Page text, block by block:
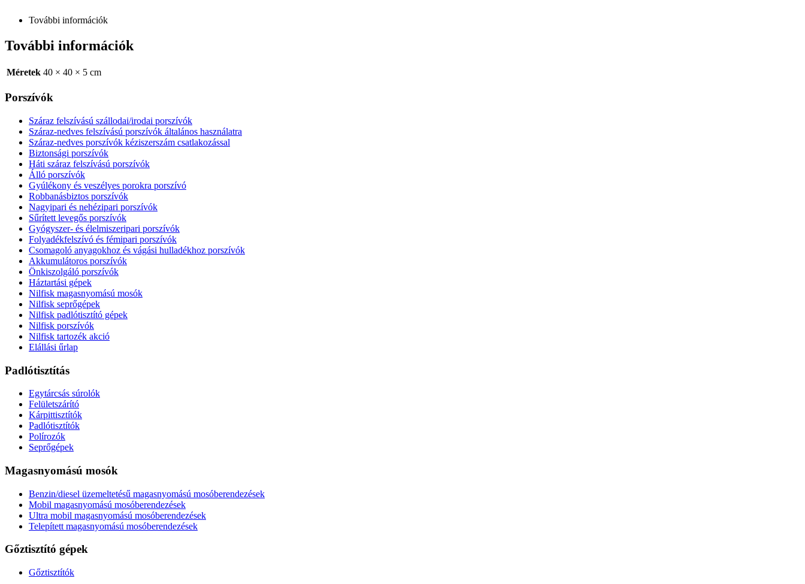
További információk
További információk
Méretek 40 × 40 × 5 cm
Porszívók
Száraz felszívású szállodai/irodai porszívók
Száraz-nedves felszívású porszívók általános használatra
Száraz-nedves porszívók kéziszerszám csatlakozással
Biztonsági porszívók
Háti száraz felszívású porszívók
Álló porszívók
Gyúlékony és veszélyes porokra porszívó
Robbanásbiztos porszívók
Nagyipari és nehézipari porszívók
Sűrített levegős porszívók
Gyógyszer- és élelmiszeripari porszívók
Folyadékfelszívó és fémipari porszívók
Csomagoló anyagokhoz és vágási hulladékhoz porszívók
Akkumulátoros porszívók
Önkiszolgáló porszívók
Háztartási gépek
Nilfisk magasnyomású mosók
Nilfisk seprőgépek
Nilfisk padlótisztító gépek
Nilfisk porszívók
Nilfisk tartozék akció
Elállási űrlap
Padlótisztítás
Egytárcsás súrolók
Felületszárító
Kárpittisztítók
Padlótisztítók
Polírozók
Seprőgépek
Magasnyomású mosók
Benzin/diesel üzemeltetésű magasnyomású mosóberendezések
Mobil magasnyomású mosóberendezések
Ultra mobil magasnyomású mosóberendezések
Telepített magasnyomású mosóberendezések
Gőztisztító gépek
Gőztisztítók